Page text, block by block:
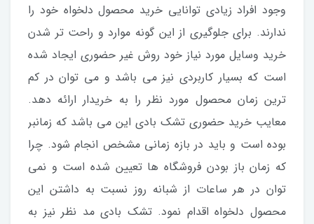
وجود افراد زیادی توانایی خرید محصول دلخواه خود را
ندارند. برای جلوگیری از این گونه موارد و راحت تر شدن
خرید وسایل مورد نیاز خود روش غیر حضوری ایجاد شده
است که بسیار کاربردی نیز می باشد و می توان در کم
ترین زمان محصول مورد نظر را به خریدار ارائه دهد.
معایب خرید حضوری تشک بادی این می باشد که زمانبر
بوده است و باید در بازه زمانی مشخص انجام شود. چرا
که زمان باز بودن فروشگاه ها تعیین شده است و نمی
توان در هر ساعات از شبانه روز نسبت به داشتن این
محصول دلخواه اقدام نمود. تشک بادی مد نظر نیز به